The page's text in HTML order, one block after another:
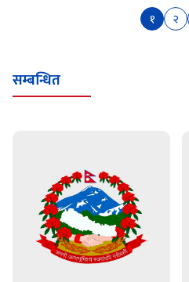
१ २
सम्बन्धित